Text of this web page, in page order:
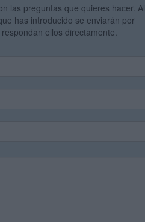
las preguntas que quieres hacer. Al
has introducido se enviarán por
ellos directamente.